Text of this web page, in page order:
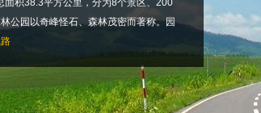
积38.3平方公里，分为8个景区、200
公园以奇峰怪石、森林茂密而著称。园